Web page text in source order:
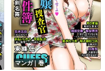
マンガ｜巻